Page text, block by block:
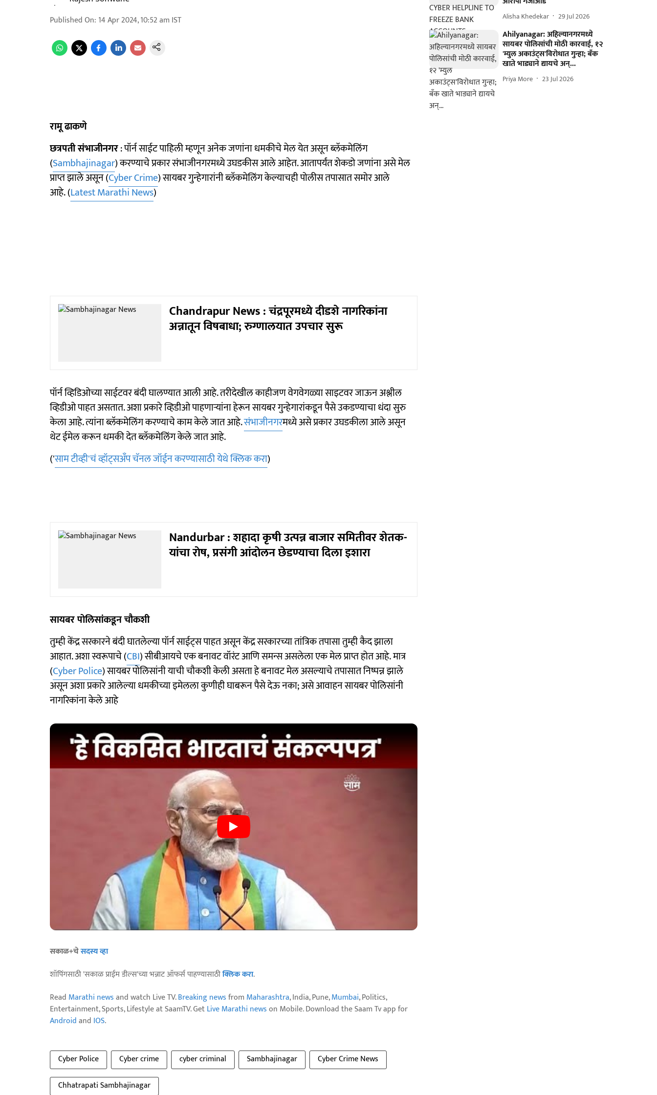
Published On: 14 Apr 2024, 10:52 am IST
रामू ढाकणे
छत्रपती संभाजीनगर: पॉर्न साईट पाहिली म्हणून अनेक जणांना धमकीचे मेल येत असून ब्लॅकमेलिंग
(Sambhajinagar) करण्याचे प्रकार संभाजीनगरमध्ये उघडकीस आले आहेत. आतापर्यंत शेकडो जणांना असे मेल
प्राप्त झाले असून (Cyber Crime) सायबर गुन्हेगारांनी ब्लॅकमेलिंग केल्याचही पोलीस तपासात समोर आले
आहे. (Latest Marathi News)
Chandrapur News : चंद्रपूरमध्ये दीडशे नागरिकांना
अन्नातून विषबाधा; रुग्णालयात उपचार सुरू
पॉर्न व्हिडिओच्या साईटवर बंदी घालण्यात आली आहे. तरीदेखील काहीजण वेगवेगळ्या साइटवर जाऊन अश्लील
व्हिडीओ पाहत असतात. अशा प्रकारे व्हिडीओ पाहणाऱ्यांना हेरून सायबर गुन्हेगारांकडून पैसे उकडण्याचा धंदा सुरु
केला आहे. त्यांना ब्लॅकमेलिंग करण्याचे काम केले जात आहे.संभाजीनगरमध्ये असे प्रकार उघडकीला आले असून
थेट ईमेल करून धमकी देत ब्लॅकमेलिंग केले जात आहे.
('साम टीव्ही'चं व्हॉट्सअँप चॅनल जॉईन करण्यासाठी येथे क्लिक करा)
Nandurbar : शहादा कृषी उत्पन्न बाजार समितीवर शेतक-
यांचा राेष, प्रसंगी आंदाेलन छेडण्याचा दिला इशारा
सायबर पोलिसांकडून चौकशी
तुम्ही केंद्र सरकारने बंदी घातलेल्या पॉर्न साईट्स पाहत असून केंद्र सरकारच्या तांत्रिक तपासा तुम्ही कैद झाला
आहात. अशा स्वरूपाचे (CBI) सीबीआयचे एक बनावट वॉरंट आणि समन्स असलेला एक मेल प्राप्त होत आहे. मात्र
(Cyber Police) सायबर पोलिसांनी याची चौकशी केली असता हे बनावट मेल असल्याचे तपासात निष्पन्न झाले
असून अशा प्रकारे आलेल्या धमकीच्या इमेलला कुणीही घाबरून पैसे देऊ नका; असे आवाहन सायबर पोलिसांनी
नागरिकांना केले आहे
सकाळ+चेसदस्य व्हा
शॉपिंगसाठी 'सकाळ प्राईम डील्स'च्या भन्नाट ऑफर्स पाहण्यासाठीक्लिक करा.
Read Marathi newsand watch Live TV.Breaking newsfrom Maharashtra, India, Pune,Mumbai, Politics,
Entertainment, Sports, Lifestyle at SaamTV. GetLive Marathi newson Mobile. Download the Saam Tv app for
Androidand IOS.
Cyber Police Cyber crime cyber criminal Sambhajinagar
Cyber Crime News
Chhatrapati Sambhajinagar
Alisha Khedekar 29 Jul 2026
Ahilyanagar: अहिल्यानगरमध्ये
सायबर पोलिसांची मोठी कारवाई, १२
'म्युल अकाउंट्स'विरोधात गुन्हा; बँक
खाते भाड्याने द्यायचे अन्...
Priya More 23 Jul 2026